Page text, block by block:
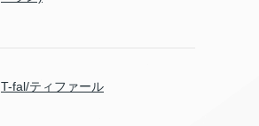
T-fal/ティファール